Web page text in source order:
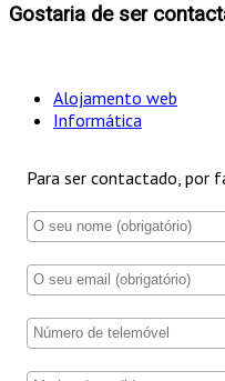
Gostaria de ser
Alojamento web
Informática
Para ser contactado, por